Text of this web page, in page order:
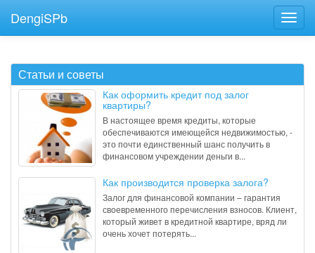
DengiSPb
Статьи и советы
Как оформить кредит под залог
квартиры?
В настоящее время кредиты, которые
обеспечиваются имеющейся недвижимостью, -
это почти единственный шанс получить в
финансовом учреждении деньги в...
Как производится проверка залога?
Залог для финансовой компании – гарантия
своевременного перечисления взносов. Клиент,
который живет в кредитной квартире, вряд ли
очень хочет потерять...